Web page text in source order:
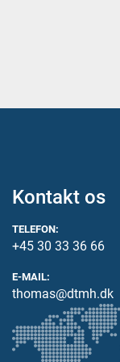
Kontakt os
TELEFON:
+45 30 33 36 66
E-MAIL:
thomas@dtmh.dk